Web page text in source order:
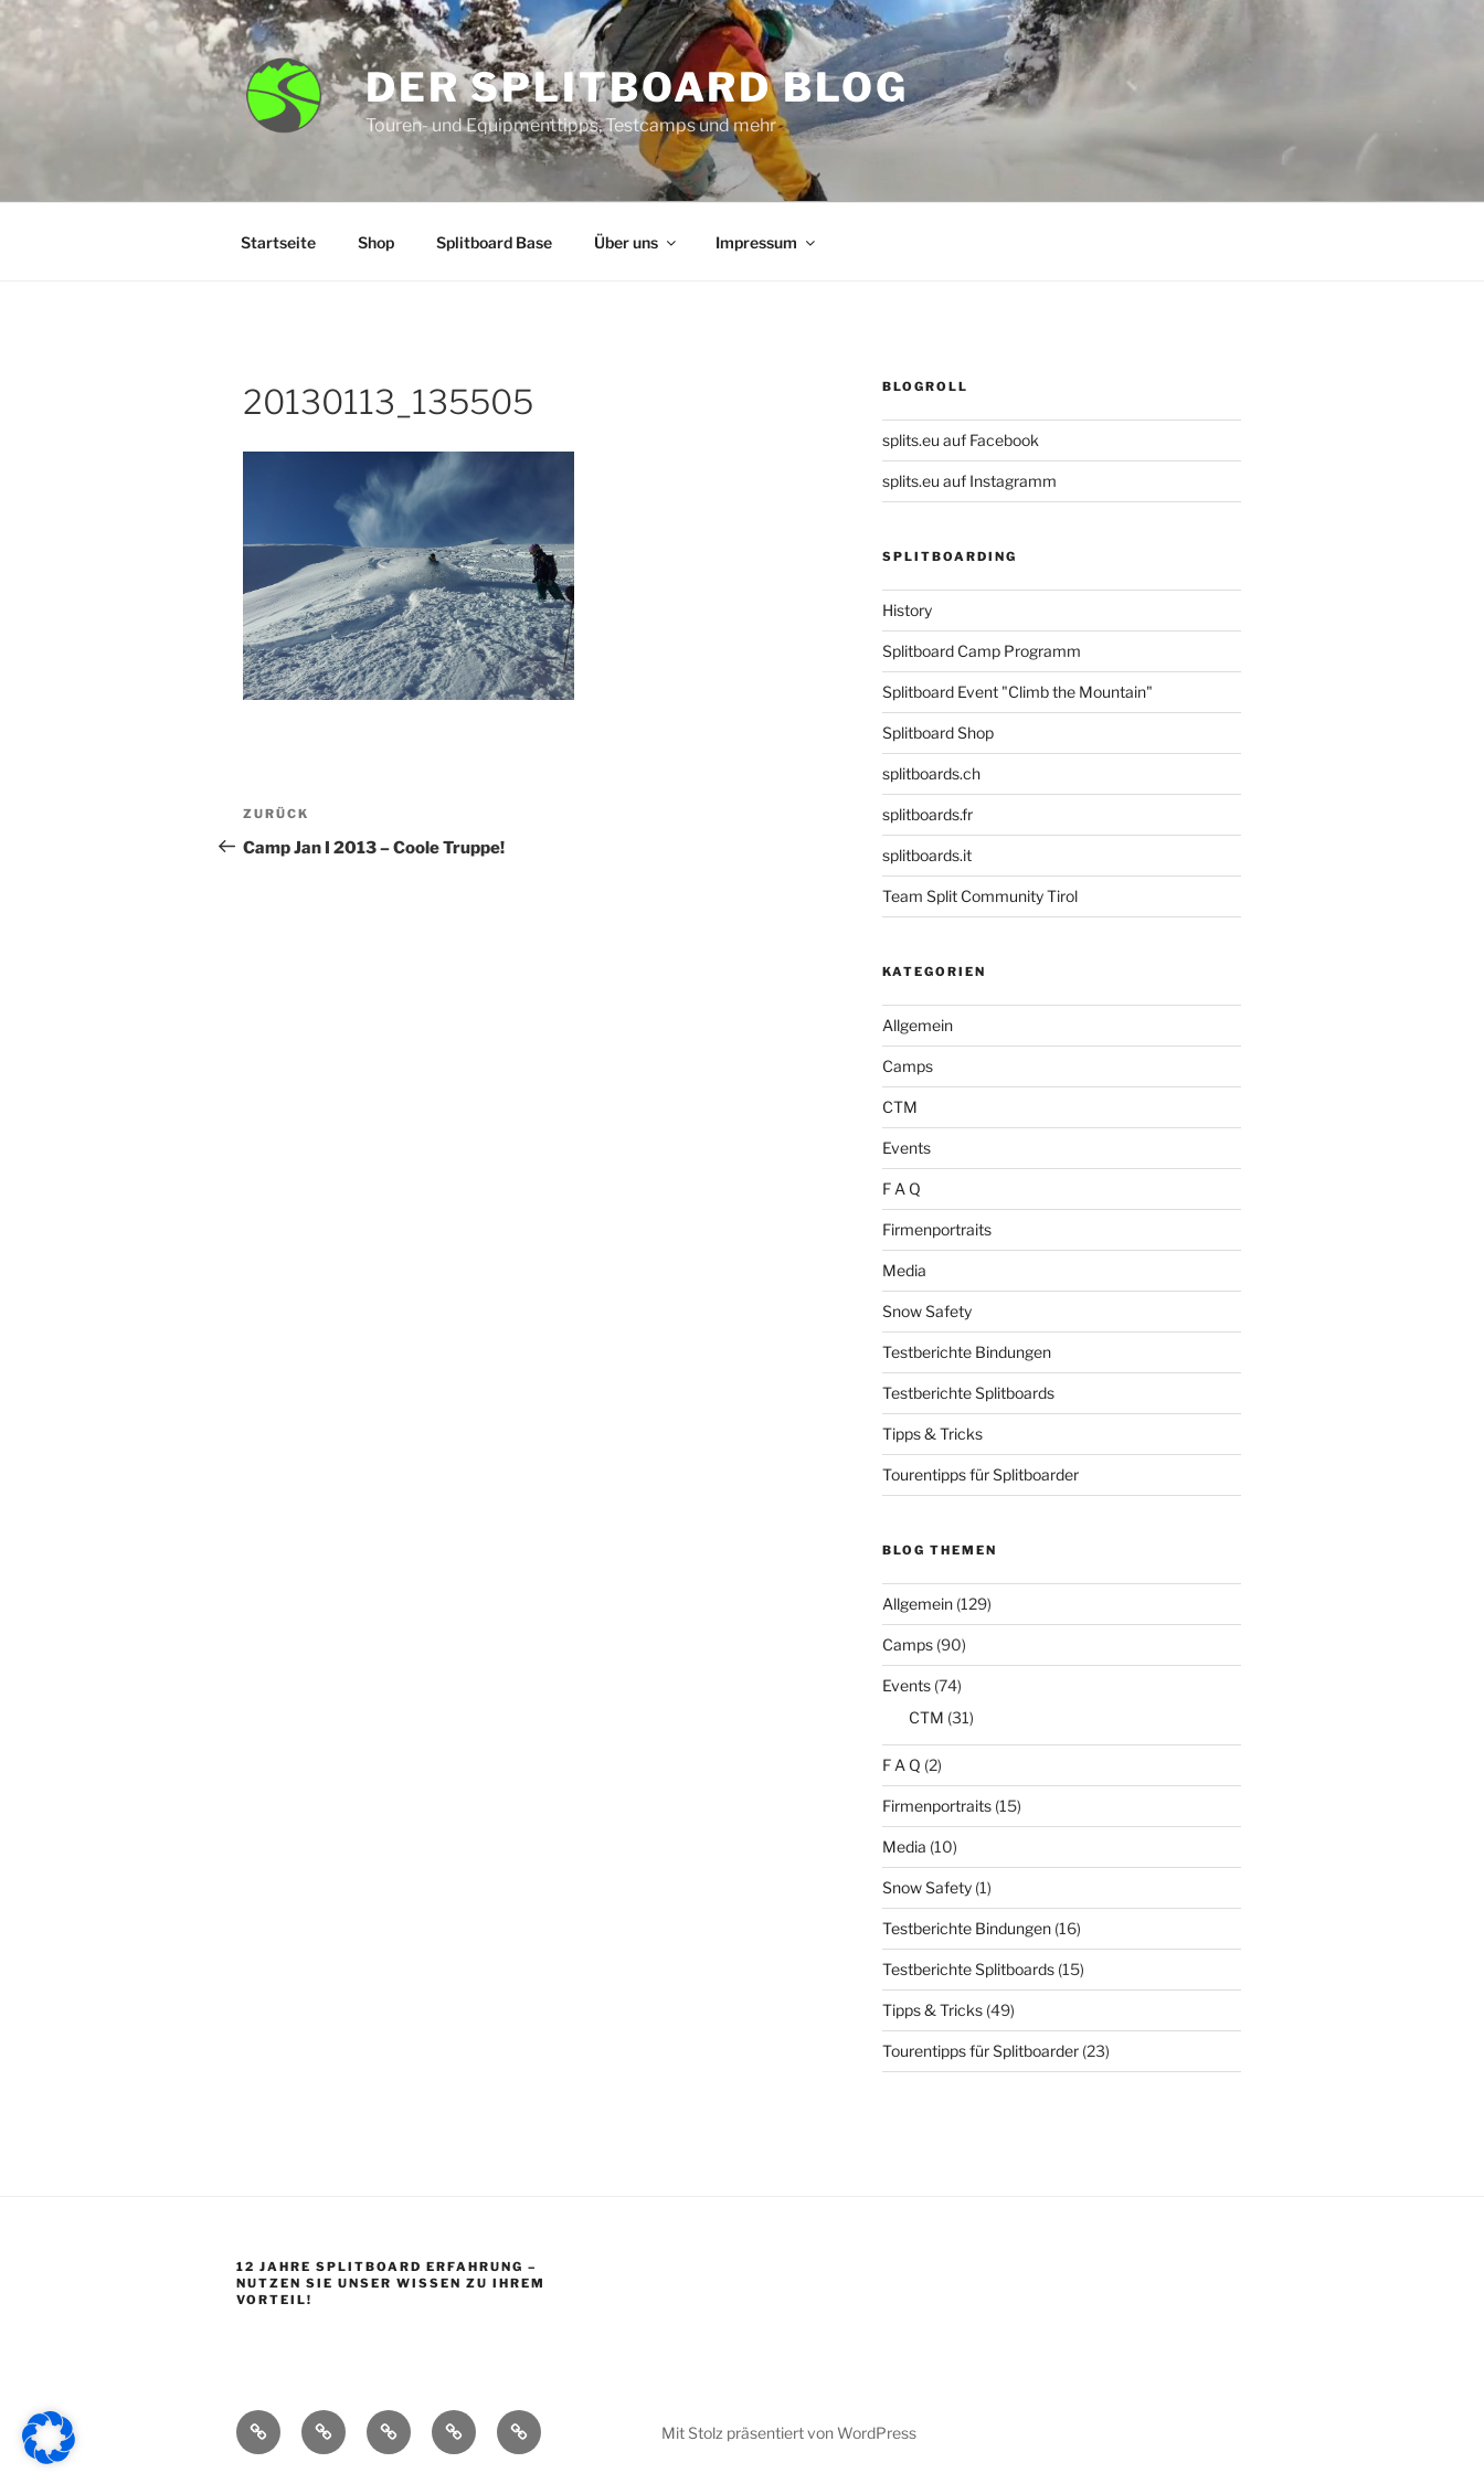
Zum
Inhalt
DER SPLITBOARD BLOG
Touren- und Equipmenttipps, Testcamps und mehr
Startseite Shop Splitboard Base Über uns Impressum
20130113_135505
Beitragsnavigation
Vorheriger
Beitrag
ZURÜCK
Camp Jan I 2013 – Coole Truppe!
BLOGROLL
splits.eu auf Facebook
splits.eu auf Instagramm
SPLITBOARDING
History
Splitboard Camp Programm
Splitboard Event "Climb the Mountain"
Splitboard Shop
splitboards.ch
splitboards.fr
splitboards.it
Team Split Community Tirol
KATEGORIEN
Allgemein
Camps
CTM
Events
F A Q
Firmenportraits
Media
Snow Safety
Testberichte Bindungen
Testberichte Splitboards
Tipps & Tricks
Tourentipps für Splitboarder
BLOG THEMEN
Allgemein(129)
Camps(90)
Events(74)
CTM (31)
F A Q (2)
Firmenportraits(15)
Media (10)
Snow Safety(1)
Testberichte Bindungen(16)
Testberichte Splitboards(15)
Tipps & Tricks(49)
Tourentipps für Splitboarder(23)
12 JAHRE SPLITBOARD ERFAHRUNG –
NUTZEN SIE UNSER WISSEN ZU IHREM
VORTEIL!
StartseiteShop
Splitboard
Base
Über
uns
Impressum Mit Stolz präsentiert von WordPress